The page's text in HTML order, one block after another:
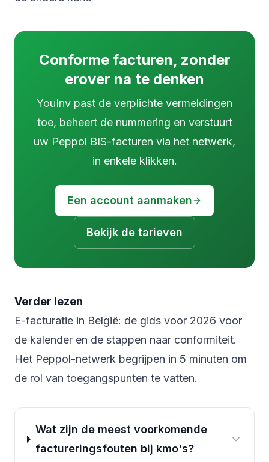
Conforme facturen, zonder
erover na te denken
YouInv past de verplichte vermeldingen
toe, beheert de nummering en verstuurt
uw Peppol BIS-facturen via het netwerk,
in enkele klikken.
Een account aanmaken
Bekijk de tarieven
Verder lezen
E-facturatie in België: de gids voor 2026 voor
de kalender en de stappen naar conformiteit.
Het Peppol-netwerk begrijpen in 5 minuten om
de rol van toegangspunten te vatten.
Wat zijn de meest voorkomende
factureringsfouten bij kmo's?